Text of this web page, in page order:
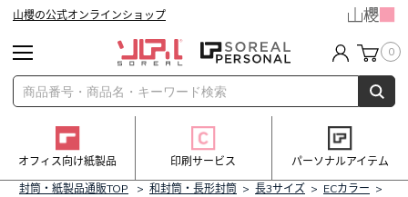
山櫻の公式オンラインショップ
0
オフィス向け紙製品 印刷サービス
パーソナルアイテム
封筒・紙製品通販TOP
> 和封筒・長形封筒 > 長3サイズ > ECカラー >